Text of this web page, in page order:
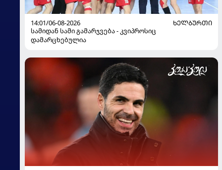
14:01/06-08-2026
ᲮᲔᲚᲑᲣᲠᲗᲘ
სამიდან სამი გამარჯვება - კვიპროსიც
დამარცხებულია